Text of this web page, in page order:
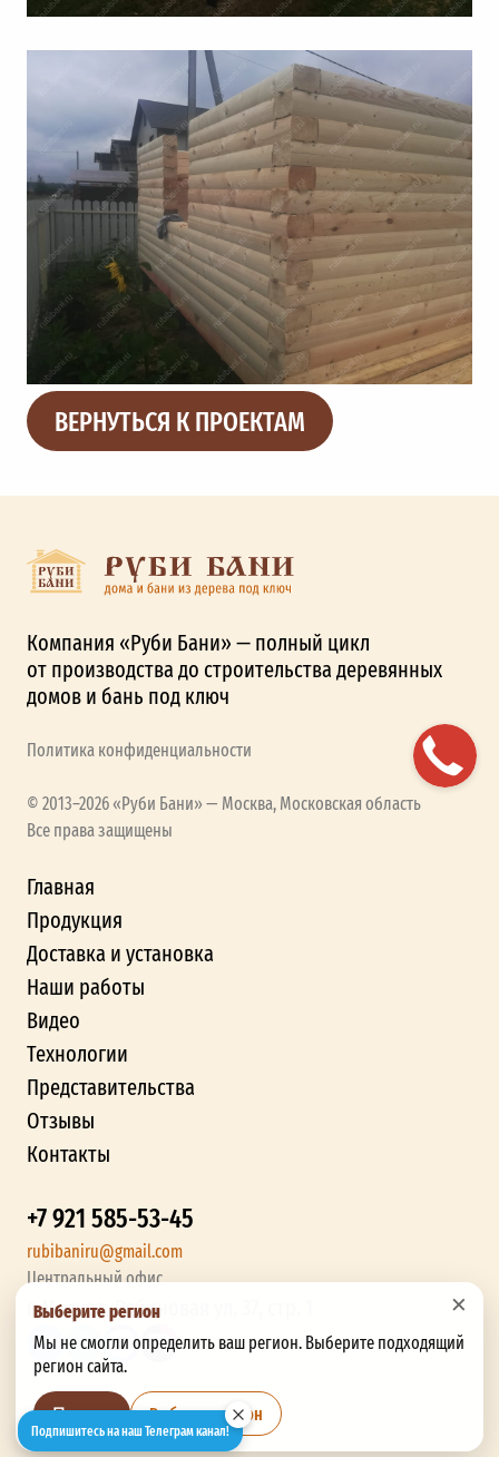
×
Выберите регион
Мы не смогли определить ваш регион. Выберите подходящий
регион сайта.
Позже Выбрать регион
ВЕРНУТЬСЯ К ПРОЕКТАМ
Компания «Руби Бани» — полный цикл
от производства до строительства деревянных
домов и бань под ключ
Политика конфиденциальности
© 2013–2026 «Руби Бани» — Москва, Московская область
Все права защищены
Главная
Продукция
Доставка и установка
Наши работы
Видео
Технологии
Представительства
Отзывы
Контакты
+7 921 585-53-45
rubibaniru@gmail.com
Центральный офис
г. Москва, Рябиновая ул, 37, стр. 1
Подпишитесь на наш Телеграм канал!